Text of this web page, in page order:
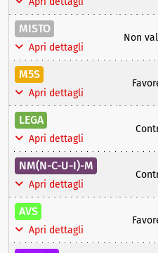
MISTO
Apri dettagli
Non
M5S
Apri dettagli
LEGA
Apri dettagli
NM(N-C-U-I)-M
Apri dettagli
AVS
Apri dettagli